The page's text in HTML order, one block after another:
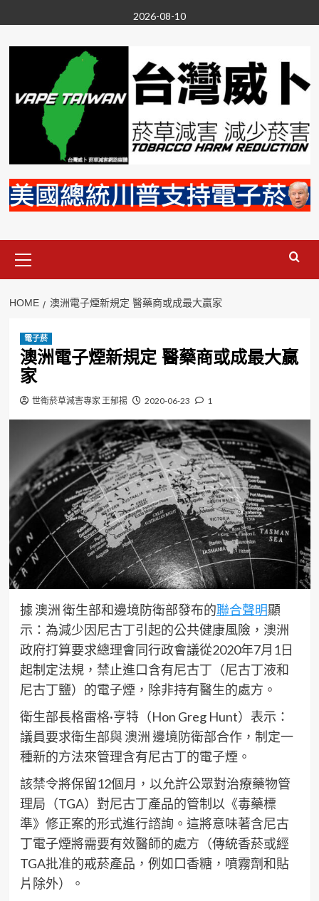
to
content
2026-08-10
Menu
HOME 澳洲電子煙新規定 醫藥商或成最大贏家
電子菸
澳洲電子煙新規定 醫藥商或成最大贏
家
世衛菸草減害專家 王郁揚 2020-06-23 1
據 澳洲 衛生部和邊境防衛部發布的聯合聲明顯
示：為減少因尼古丁引起的公共健康風險，澳洲
政府打算要求總理會同行政會議從2020年7月1日
起制定法規，禁止進口含有尼古丁（尼古丁液和
尼古丁鹽）的電子煙，除非持有醫生的處方。
衛生部長格雷格·亨特（Hon Greg Hunt）表示：
議員要求衛生部與 澳洲 邊境防衛部合作，制定一
種新的方法來管理含有尼古丁的電子煙。
該禁令將保留12個月，以允許公眾對治療藥物管
理局（TGA）對尼古丁產品的管制以《毒藥標
準》修正案的形式進行諮詢。這將意味著含尼古
丁電子煙將需要有效醫師的處方（傳統香菸或經
TGA批准的戒菸產品，例如口香糖，噴霧劑和貼
片除外）。